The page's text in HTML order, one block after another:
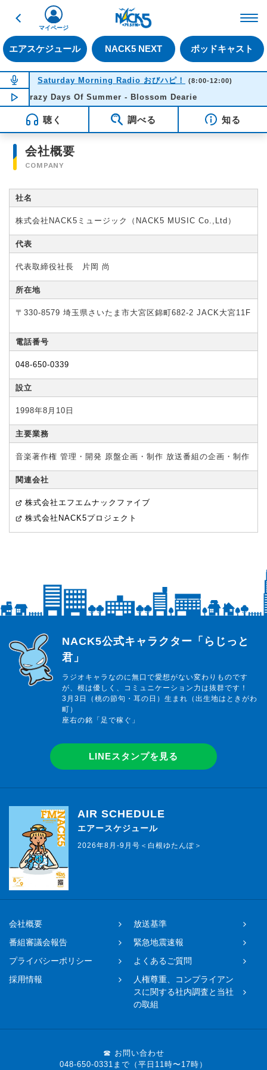
戻る
エアスケジュール NACK5 NEXT ポッドキャスト
マイページ
NOW ON AIR
Saturday Morning Radio おびハピ！ (8:00-12:00)
NOW PLAYING10:10
Days Of Summer - Blossom Dearie
聴く 調べる 知る
会社概要
COMPANY
社名
株式会社NACK5ミュージック（NACK5 MUSIC Co.,Ltd）
代表
代表取締役社長 片岡 尚
所在地
〒330-8579 埼玉県さいたま市大宮区錦町682-2 JACK大宮11F
電話番号
048-650-0339
設立
1998年8月10日
主要業務
音楽著作権 管理・開発 原盤企画・制作 放送番組の企画・制作
関連会社
株式会社エフエムナックファイブ
株式会社NACK5プロジェクト
らじっと君
NACK5公式キャラクター「らじっと
君」
ラジオキャラなのに無口で愛想がない変わりものです
が、根は優しく、コミュニケーション力は抜群です！
3月3日（桃の節句・耳の日）生まれ（出生地はときがわ
町）
座右の銘「足で稼ぐ」
LINEスタンプを見る
AIR SCHEDULE
エアースケジュール
2026年8月-9月号＜白根ゆたんぽ＞
会社概要
放送基準
番組審議会報告
緊急地震速報
プライバシーポリシー
よくあるご質問
採用情報
人権尊重、コンプライアン
スに関する社内調査と当社
の取組
☎ お問い合わせ
048-650-0331まで（平日11時〜17時）